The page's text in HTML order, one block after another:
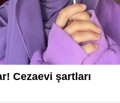
Cezaevi şartları